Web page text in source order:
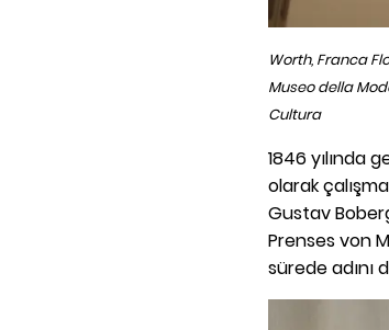
Worth, Franca
Museo della
Cultura
1846 yılında
olarak
Gustav
Prenses von
sürede adını